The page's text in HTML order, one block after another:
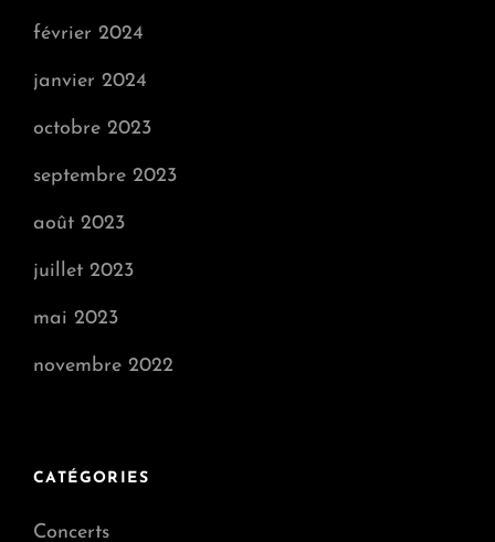
février 2024
janvier 2024
octobre 2023
septembre 2023
août 2023
juillet 2023
mai 2023
novembre 2022
CATÉGORIES
Concerts